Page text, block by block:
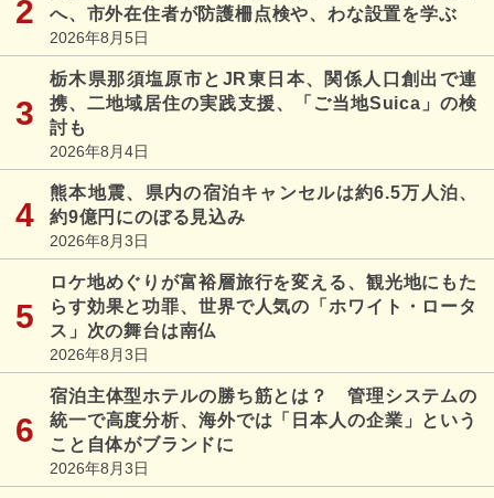
へ、市外在住者が防護柵点検や、わな設置を学ぶ
2026年8月5日
栃木県那須塩原市とJR東日本、関係人口創出で連
携、二地域居住の実践支援、「ご当地Suica」の検
討も
2026年8月4日
熊本地震、県内の宿泊キャンセルは約6.5万人泊、
約9億円にのぼる見込み
2026年8月3日
ロケ地めぐりが富裕層旅行を変える、観光地にもた
らす効果と功罪、世界で人気の「ホワイト・ロータ
ス」次の舞台は南仏
2026年8月3日
宿泊主体型ホテルの勝ち筋とは？ 管理システムの
統一で高度分析、海外では「日本人の企業」という
こと自体がブランドに
2026年8月3日